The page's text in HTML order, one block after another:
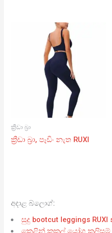
ක්‍රීඩා බ්‍රා
ක්‍රීඩා බ්‍රා, පෑඩිං නැත RUXI
අදාළ බ්ලොග්:
සුදු bootcut leggings RUXI
කෙළින් කකුල් යෝග කලිසම්